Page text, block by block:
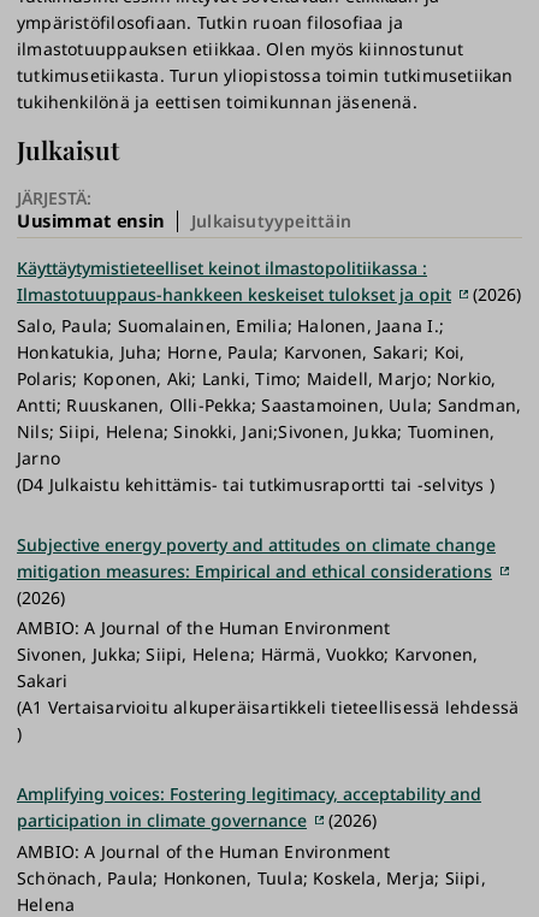
ympäristöfilosofiaan. Tutkin ruoan filosofiaa ja
ilmastotuuppauksen etiikkaa. Olen myös kiinnostunut
tutkimusetiikasta. Turun yliopistossa toimin tutkimusetiikan
tukihenkilönä ja eettisen toimikunnan jäsenenä.
Julkaisut
JÄRJESTÄ:
Uusimmat ensin Julkaisutyypeittäin
Käyttäytymistieteelliset keinot ilmastopolitiikassa :
Ilmastotuuppaus-hankkeen keskeiset tulokset ja opit
(2026)
Salo, Paula; Suomalainen, Emilia; Halonen, Jaana I.;
Honkatukia, Juha; Horne, Paula; Karvonen, Sakari; Koi,
Polaris; Koponen, Aki; Lanki, Timo; Maidell, Marjo; Norkio,
Antti; Ruuskanen, Olli-Pekka; Saastamoinen, Uula; Sandman,
Nils; Siipi, Helena; Sinokki, Jani;Sivonen, Jukka; Tuominen,
Jarno
(D4 Julkaistu kehittämis- tai tutkimusraportti tai -selvitys )
Subjective energy poverty and attitudes on climate change
mitigation measures: Empirical and ethical considerations
(2026)
AMBIO: A Journal of the Human Environment
Sivonen, Jukka; Siipi, Helena; Härmä, Vuokko; Karvonen,
Sakari
(A1 Vertaisarvioitu alkuperäisartikkeli tieteellisessä lehdessä
)
Amplifying voices: Fostering legitimacy, acceptability and
participation in climate governance
(2026)
AMBIO: A Journal of the Human Environment
Schönach, Paula; Honkonen, Tuula; Koskela, Merja; Siipi,
Helena